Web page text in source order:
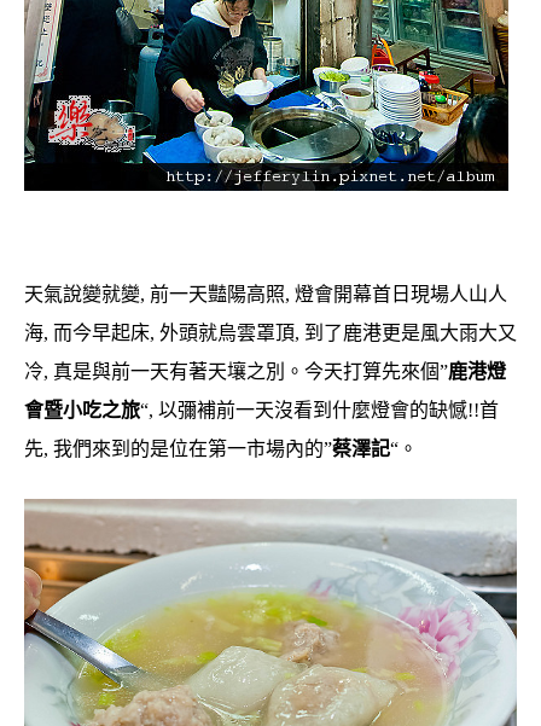
天氣說變就變, 前一天豔陽高照, 燈會開幕首日現場人山人
海, 而今早起床, 外頭就烏雲罩頂, 到了鹿港更是風大雨大又
冷, 真是與前一天有著天壤之別。今天打算先來個”鹿港燈
會暨小吃之旅“, 以彌補前一天沒看到什麼燈會的缺憾!!首
先, 我們來到的是位在第一市場內的”蔡澤記“。